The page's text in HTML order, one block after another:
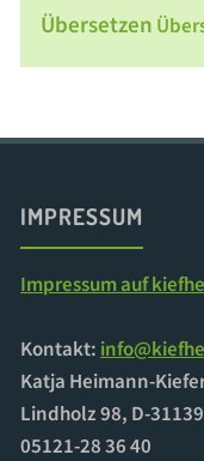
Übersetzen
IMPRESSUM
Impressum auf
Kontakt:
Katja Heimann-
Lindholz 98, D-
05121-28 36 40